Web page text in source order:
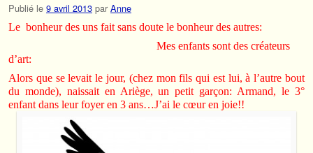
Publié le 9 avril 2013 par Anne
Le bonheur des uns fait sans doute le bonheur des autres:
Mes enfants sont des créateurs
d’art:
Alors que se levait le jour, (chez mon fils qui est lui, à l’autre bout
du monde), naissait en Ariège, un petit garçon: Armand, le 3°
enfant dans leur foyer en 3 ans…J’ai le cœur en joie!!